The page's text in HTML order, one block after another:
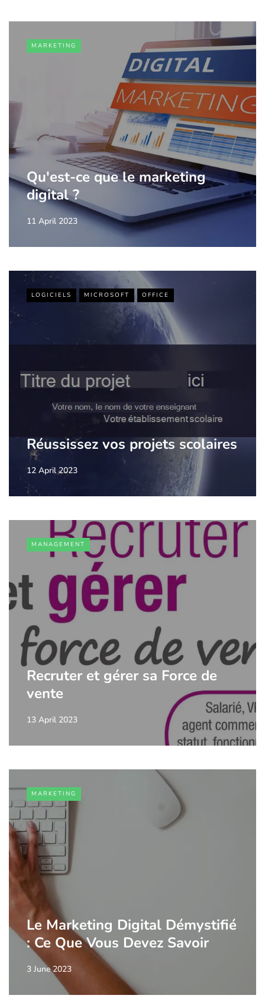
MARKETING
Qu'est-ce que le marketing
digital ?
11 April 2023
LOGICIELS MICROSOFT OFFICE
Réussissez vos projets scolaires
12 April 2023
MANAGEMENT
Recruter et gérer sa Force de
vente
13 April 2023
MARKETING
Le Marketing Digital Démystifié
: Ce Que Vous Devez Savoir
3 June 2023